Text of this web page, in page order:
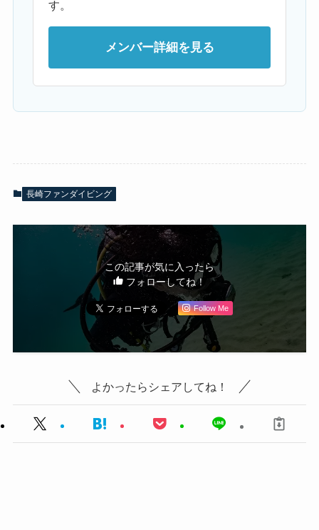
す。
メンバー詳細を見る
長崎ファンダイビング
この記事が気に入ったら
フォローしてね！
Follow Me
よかったらシェアしてね！